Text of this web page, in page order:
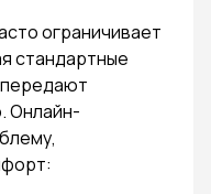
ограничивает
стандартные
Онлайн-